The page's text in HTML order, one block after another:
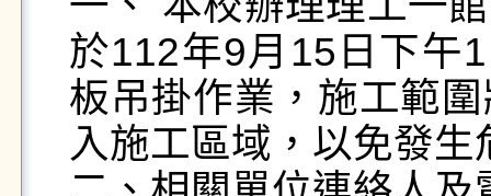
於112年9月15日下午
板吊掛作業，施工範
入施工區域，以免發生